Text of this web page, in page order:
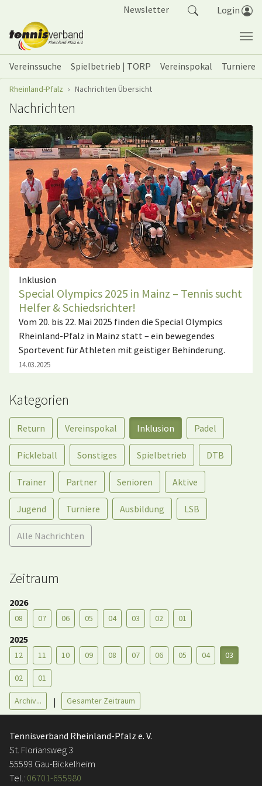
Newsletter Login
Vereinssuche Spielbetrieb | TORP Vereinspokal
Turniere
Sie sind hier:
Rheinland-Pfalz Nachrichten Übersicht
Nachrichten
Inklusion
Special Olympics 2025 in Mainz – Tennis sucht
Helfer & Schiedsrichter!
Vom 20. bis 22. Mai 2025 finden die Special Olympics
Rheinland-Pfalz in Mainz statt – ein bewegendes
Sportevent für Athleten mit geistiger Behinderung.
14.03.2025
Kategorien
Return Vereinspokal Inklusion Padel
Pickleball Sonstiges Spielbetrieb DTB
Trainer Partner Senioren Aktive
Jugend Turniere Ausbildung LSB
Alle Nachrichten
Zeitraum
2026
08 07 06 05 04 03 02 01
2025
12 11 10 09 08 07 06 05 04 03
02 01
Archiv... | Gesamter Zeitraum
Tennisverband Rheinland-Pfalz e. V.
St. Floriansweg 3
55599 Gau-Bickelheim
Tel.: 06701-655980